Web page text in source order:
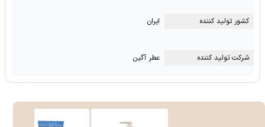
کشور تولید کننده ایران
شرکت تولید کننده عطر آگین